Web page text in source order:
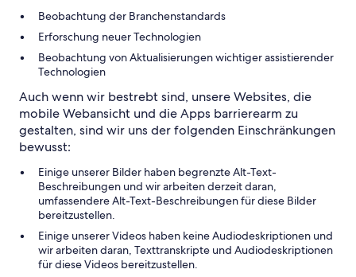
Beobachtung der Branchenstandards
Erforschung neuer Technologien
Beobachtung von Aktualisierungen wichtiger assistierender
Technologien
Auch wenn wir bestrebt sind, unsere Websites, die
mobile Webansicht und die Apps barrierearm zu
gestalten, sind wir uns der folgenden Einschränkungen
bewusst:
Einige unserer Bilder haben begrenzte Alt-Text-
Beschreibungen und wir arbeiten derzeit daran,
umfassendere Alt-Text-Beschreibungen für diese Bilder
bereitzustellen.
Einige unserer Videos haben keine Audiodeskriptionen und
wir arbeiten daran, Texttranskripte und Audiodeskriptionen
für diese Videos bereitzustellen.